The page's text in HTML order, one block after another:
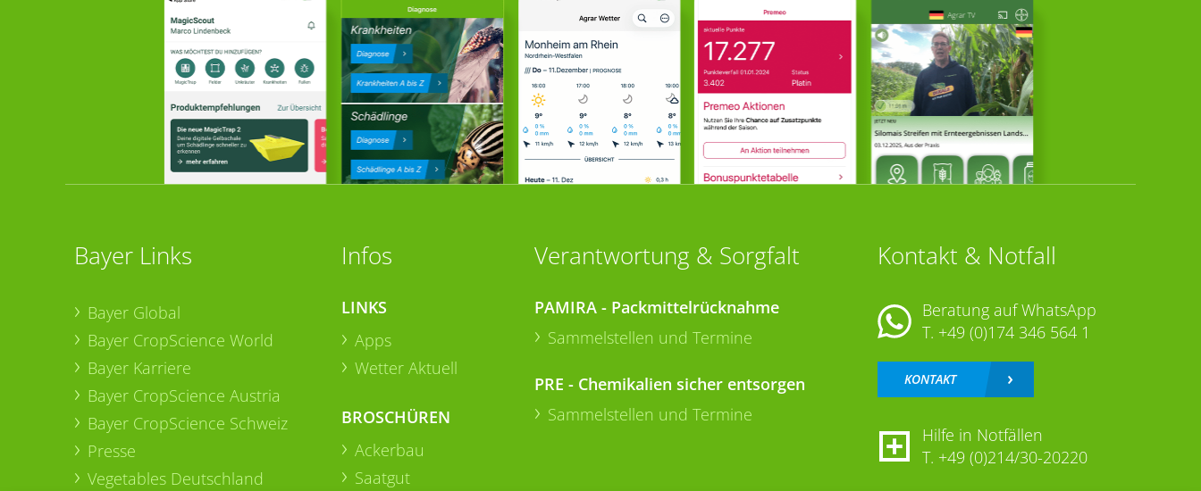
Bayer Links
Bayer Global
Bayer CropScience World
Bayer Karriere
Bayer CropScience Austria
Bayer CropScience Schweiz
Presse
Vegetables Deutschland
Infos
LINKS
Apps
Wetter Aktuell
BROSCHÜREN
Ackerbau
Saatgut
Verantwortung & Sorgfalt
PAMIRA - Packmittelrücknahme
Sammelstellen und Termine
PRE - Chemikalien sicher entsorgen
Sammelstellen und Termine
Kontakt & Notfall
Beratung auf WhatsApp
T. +49 (0)174 346 564 1
KONTAKT
Hilfe in Notfällen
T. +49 (0)214/30-20220